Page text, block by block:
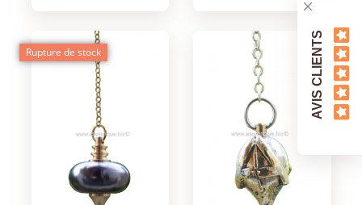
Rupture de stock AVIS CLIENTS